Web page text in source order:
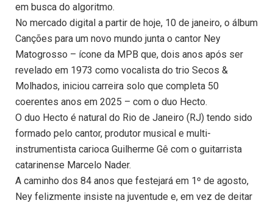
em busca do algoritmo.
No mercado digital a partir de hoje, 10 de janeiro, o álbum
Canções para um novo mundo junta o cantor Ney
Matogrosso – ícone da MPB que, dois anos após ser
revelado em 1973 como vocalista do trio Secos &
Molhados, iniciou carreira solo que completa 50
coerentes anos em 2025 – com o duo Hecto.
O duo Hecto é natural do Rio de Janeiro (RJ) tendo sido
formado pelo cantor, produtor musical e multi-
instrumentista carioca Guilherme Gê com o guitarrista
catarinense Marcelo Nader.
A caminho dos 84 anos que festejará em 1º de agosto,
Ney felizmente insiste na juventude e, em vez de deitar